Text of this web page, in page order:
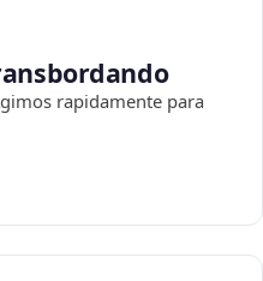
rapidamente para